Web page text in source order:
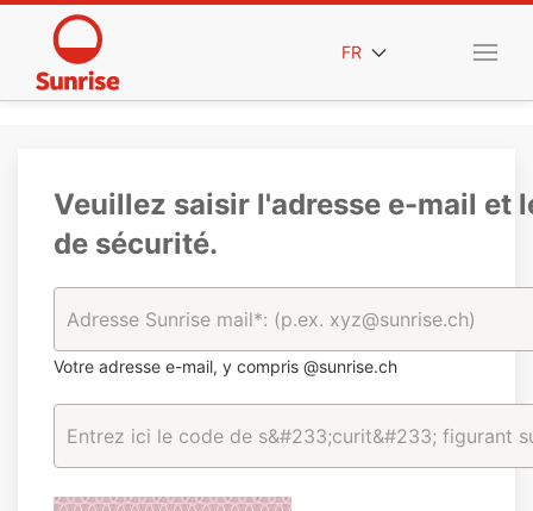
FR
Veuillez saisir l'adresse e-mail et
de sécurité.
Votre adresse e-mail, y compris @sunrise.ch